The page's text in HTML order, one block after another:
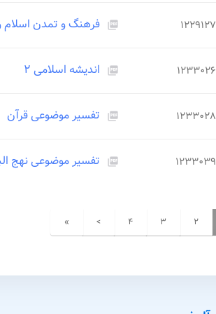
۱۲۲۹۱۲۷ picture_as_pdf فرهنگ و تمدن اسلام
۱۲۳۳۰۲۶ picture_as_pdf اندیشه اسلامی ۲
۱۲۳۳۰۲۸ picture_as_pdf تفسیر موضوعی قرآن
۱۲۳۳۰۳۹ picture_as_pdf تفسیر موضوعی نهج
۲ ۳ ۴ >
»